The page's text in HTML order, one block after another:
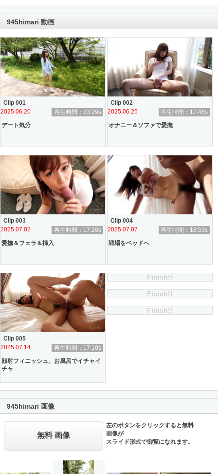
945himari 動画
Clip 001
2025.06.20
再生時間：23:29s
デート気分
Clip 002
2025.06.25
再生時間：17:46s
オナニー＆ソファで愛撫
Clip 003
2025.07.02
再生時間：17:20s
愛撫＆フェラ＆挿入
Clip 004
2025.07.07
再生時間：18:53s
戦場をベッドへ
Clip 005
2025.07.14
再生時間：17:10s
顔射フィニッシュ。お風呂でイチャイ
チャ
Finish!!
Finish!!
Finish!!
945himari 画像
無料 画像
左のボタンをクリックすると無料
画像が
スライド形式で御覧になれます。